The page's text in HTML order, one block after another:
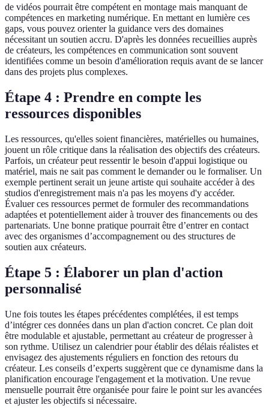
de vidéos pourrait être compétent en montage mais manquant de
compétences en marketing numérique. En mettant en lumière ces
gaps, vous pouvez orienter la guidance vers des domaines
nécessitant un soutien accru. D'après les données recueillies auprès
de créateurs, les compétences en communication sont souvent
identifiées comme un besoin d'amélioration requis avant de se lancer
dans des projets plus complexes.
Étape 4 : Prendre en compte les
ressources disponibles
Les ressources, qu'elles soient financières, matérielles ou humaines,
jouent un rôle critique dans la réalisation des objectifs des créateurs.
Parfois, un créateur peut ressentir le besoin d'appui logistique ou
matériel, mais ne sait pas comment le demander ou le formaliser. Un
exemple pertinent serait un jeune artiste qui souhaite accéder à des
studios d'enregistrement mais n'a pas les moyens d'y accéder.
Évaluer ces ressources permet de formuler des recommandations
adaptées et potentiellement aider à trouver des financements ou des
partenariats. Une bonne pratique pourrait être d’entrer en contact
avec des organismes d’accompagnement ou des structures de
soutien aux créateurs.
Étape 5 : Élaborer un plan d'action
personnalisé
Une fois toutes les étapes précédentes complétées, il est temps
d’intégrer ces données dans un plan d'action concret. Ce plan doit
être modulable et ajustable, permettant au créateur de progresser à
son rythme. Utilisez un calendrier pour établir des délais réalistes et
envisagez des ajustements réguliers en fonction des retours du
créateur. Les conseils d’experts suggèrent que ce dynamisme dans la
planification encourage l'engagement et la motivation. Une revue
mensuelle pourrait être organisée pour faire le point sur les avancées
et ajuster les objectifs si nécessaire.